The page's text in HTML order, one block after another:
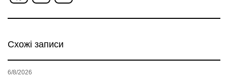
Схожі записи
6/8/2026